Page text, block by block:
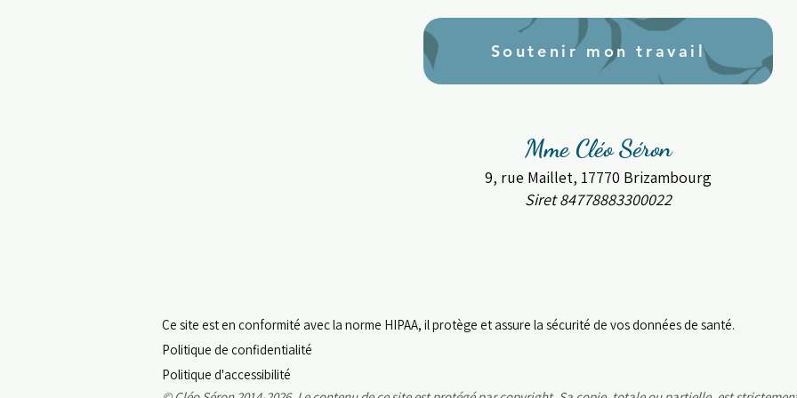
Soutenir mon travail
Mme Cléo Séron
9, rue Maillet, 17770 Brizambourg
Siret 84778883300022
Ce site est en conformité avec la norme HIPAA, il protège et assure la sécurité de vos données de santé.
Politique de confidentialité
Politique d'accessibilité